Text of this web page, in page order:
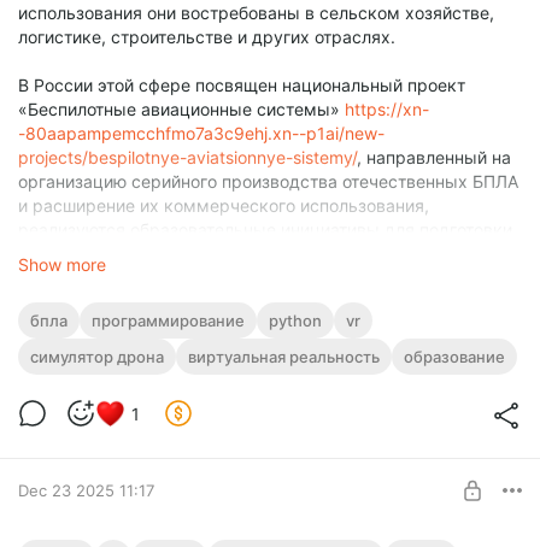
использования они востребованы в сельском хозяйстве,
логистике, строительстве и других отраслях.
В России этой сфере посвящен национальный проект
«Беспилотные авиационные системы» https://xn-
-80aapampemcchfmo7a3c9ehj.xn--p1ai/new-
projects/bespilotnye-aviatsionnye-sistemy/, направленный на
организацию серийного производства отечественных БПЛА
и расширение их коммерческого использования,
специалистов.
в колледжах — практические центры по работе с
беспилотниками. Кроме того, изучение БПЛА включено в
Родины» https://www.garant.ru/news/1680781/
управления БПЛА от Varwin: что
Show more
бпла программирование python
vr
симулятор дрона
виртуальная реальность образование
1
Dec 23 2025 11:17